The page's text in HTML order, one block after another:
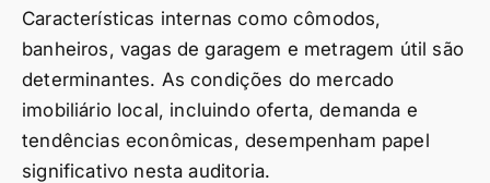
Características internas como cômodos,
banheiros, vagas de garagem e metragem útil são
determinantes. As condições do mercado
imobiliário local, incluindo oferta, demanda e
tendências econômicas, desempenham papel
significativo nesta auditoria.